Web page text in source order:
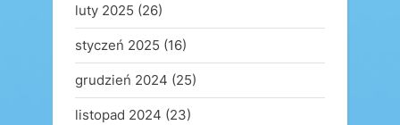
luty 2025 (26)
styczeń 2025 (16)
grudzień 2024 (25)
listopad 2024 (23)